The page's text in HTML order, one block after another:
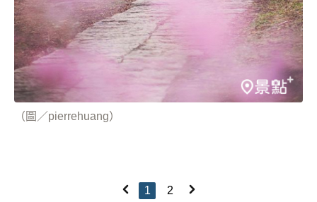
（圖／pierrehuang）
1 2